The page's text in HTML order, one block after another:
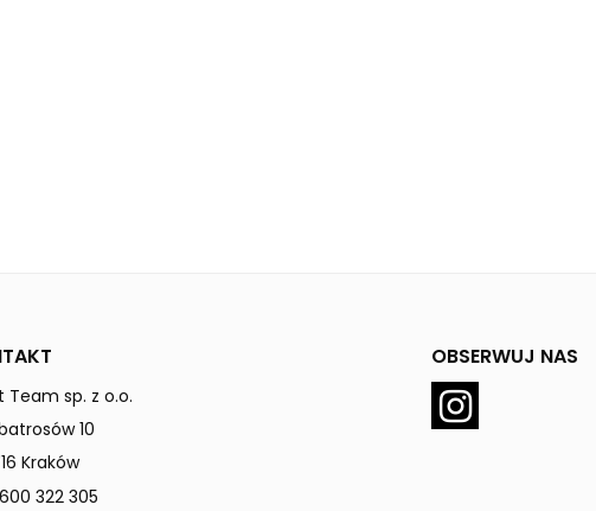
Team sp. z o.o.
10
Kraków
322 305
OBSERWUJ NAS